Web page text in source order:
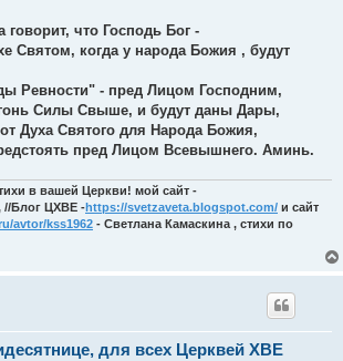
говорит, что Господь Бог -
Святом, когда у народа Божия , будут
Ревности" - пред Лицом Господним,
Силы Свыше, и будут даны Дары,
Духа Святого для Народа Божия,
пред Лицом Всевышнего. Аминь.
в вашей Церкви! мой сайт -
//Блог ЦХВЕ -https://svetzaveta.blogspot.com/ и сайт
avtor/kss1962 - Светлана Камаскина , стихи по
для всех Церквей ХВЕ